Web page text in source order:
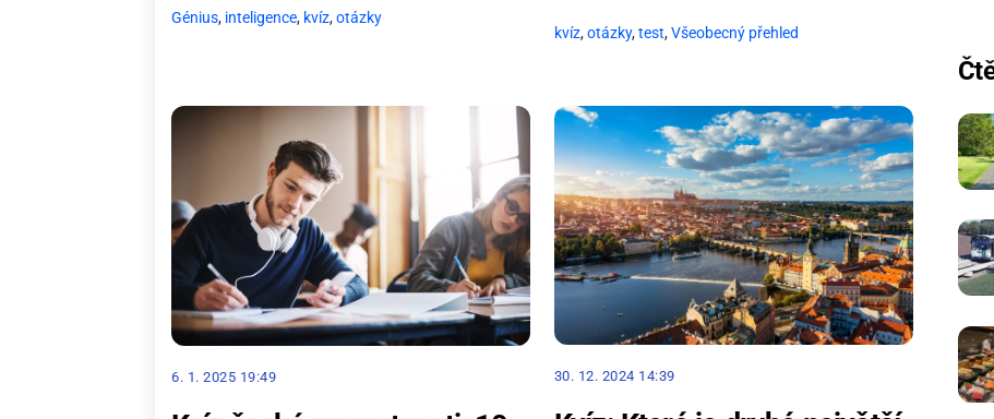
Génius, inteligence, kvíz,otázky
kvíz,otázky,test,Všeobecný přehled
6. 1. 2025 19:49 30. 12. 2024 14:39